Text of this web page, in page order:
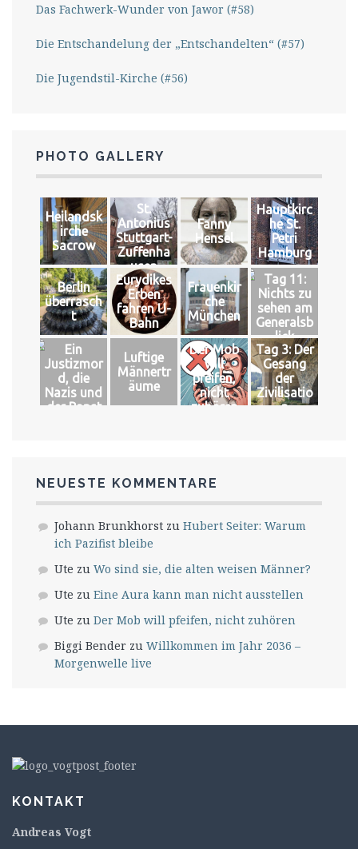
Das Fachwerk-Wunder von Jawor (#58)
Die Entschandelung der „Entschandelten“ (#57)
Die Jugendstil-Kirche (#56)
PHOTO GALLERY
Heilandsk
irche
Sacrow
St.
Antonius
Stuttgart-
Zuffenha
usen
Fanny
Hensel
Hauptkirc
he St.
Petri
Hamburg
Berlin
überrasch
t
Eurydikes
Erben
fahren U-
Bahn
Frauenkir
che
München
Tag 11:
Nichts zu
sehen am
Generalsb
lick
Ein
Justizmor
d, die
Nazis und
der Papst
Luftige
Männertr
äume
Der Mob
will
pfeifen,
nicht
zuhören
Tag 3: Der
Gesang
der
Zivilisatio
n
NEUESTE KOMMENTARE
Johann Brunkhorst zu Hubert Seiter: Warum
ich Pazifist bleibe
Ute zu Wo sind sie, die alten weisen Männer?
Ute zu Eine Aura kann man nicht ausstellen
Ute zu Der Mob will pfeifen, nicht zuhören
Biggi Bender zu Willkommen im Jahr 2036 –
Morgenwelle live
KONTAKT
Andreas Vogt